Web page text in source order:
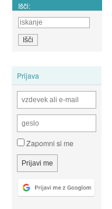
Išči:
Prijava
Zapomni si me